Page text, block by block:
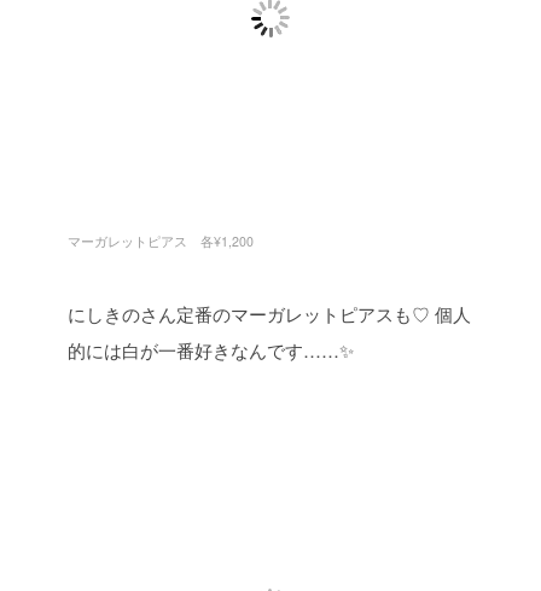
マーガレットピアス 各¥1,200
にしきのさん定番のマーガレットピアスも♡ 個人
的には白が一番好きなんです……✨